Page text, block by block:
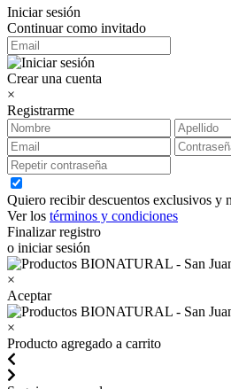
Iniciar sesión
Continuar como invitado
Crear una cuenta
×
Registrarme
Quiero recibir descuentos exclusivos y
Ver los términos y condiciones
Finalizar registro
o iniciar sesión
×
Aceptar
×
Producto agregado a carrito